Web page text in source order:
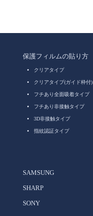
保護フィルムの貼り方
クリアタイプ
クリアタイプ(ガイド枠付)
フチあり全面吸着タイプ
フチあり非接触タイプ
3D非接触タイプ
指紋認証タイプ
SAMSUNG
SHARP
SONY